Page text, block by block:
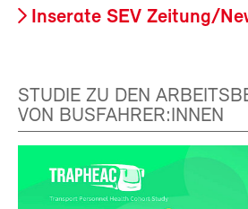
Inserate SEV Zeitung/
STUDIE ZU DEN
VON BUSFAHRER:INNEN